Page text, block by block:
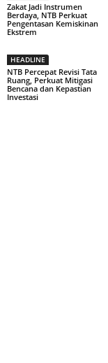
Zakat Jadi Instrumen
Berdaya, NTB Perkuat
Pengentasan Kemiskinan
Ekstrem
HEADLINE
NTB Percepat Revisi Tata
Ruang, Perkuat Mitigasi
Bencana dan Kepastian
Investasi